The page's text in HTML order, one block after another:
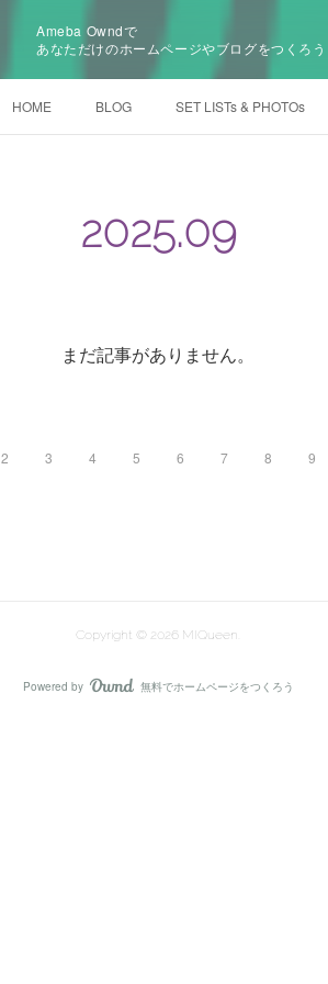
Ameba Owndで
あなただけのホームページやブログをつくろう
HOME BLOG SET LISTs & PHOTOs
2025.09
まだ記事がありません。
2 3 4 5 6 7 8 9
Copyright © 2026 MIQueen
Powered by AmebaOwnd
無料でホームページをつくろう